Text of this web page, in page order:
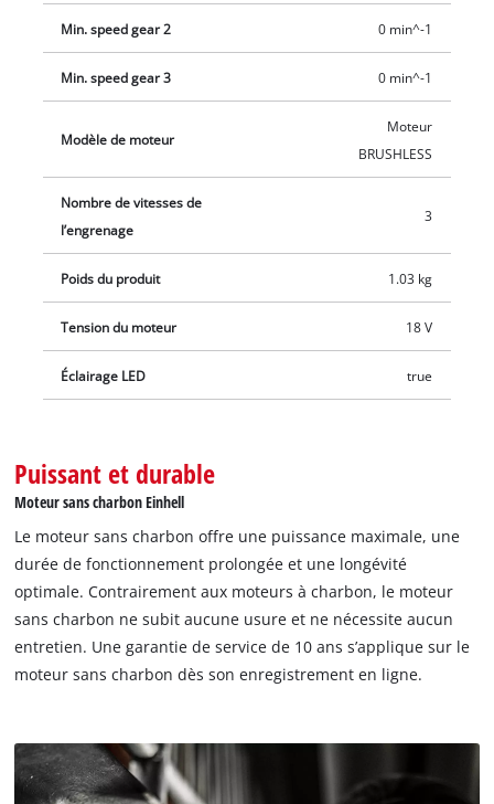
fourni permet également de visser sans difficulté des vis à
bois grosses et longues. L’éclairage LED intégré assure en
permanence une visibilité optimale. La visseuse à choc sans fil
peut être accrochée temporairement au clip ceinture pour se
libérer les mains rapidement. Un jeu de douilles des
dimensions les plus courantes est fourni pour le changement
des roues. Batterie et chargeur non inclus (disponibles
séparément).
Min. speed gear 2 0 min^-1
Min. speed gear 3 0 min^-1
Modèle de moteur
Moteur
BRUSHLESS
Nombre de vitesses de
l’engrenage
3
Poids du produit 1.03 kg
Tension du moteur 18 V
Éclairage LED true
Puissant et durable
Moteur sans charbon Einhell
Le moteur sans charbon offre une puissance maximale, une
durée de fonctionnement prolongée et une longévité
optimale. Contrairement aux moteurs à charbon, le moteur
sans charbon ne subit aucune usure et ne nécessite aucun
entretien. Une garantie de service de 10 ans s’applique sur le
moteur sans charbon dès son enregistrement en ligne.